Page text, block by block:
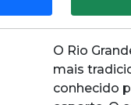
O Rio
mais
conhecido